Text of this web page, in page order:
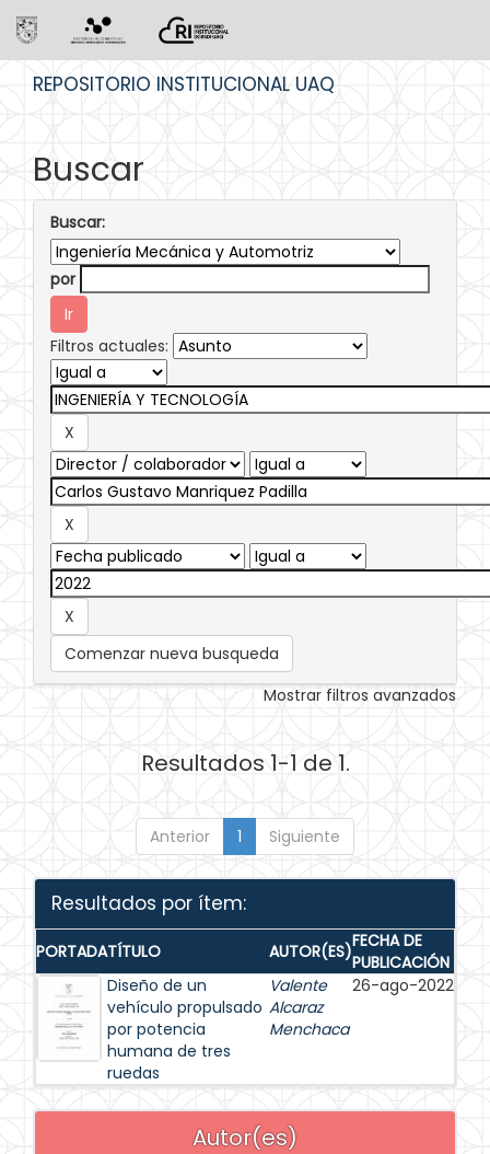
REPOSITORIO INSTITUCIONAL UAQ
Buscar
Buscar:
por
Filtros actuales:
Comenzar nueva busqueda
Mostrar filtros avanzados
Resultados 1-1 de 1.
Anterior 1 Siguiente
Resultados por ítem:
PORTADATÍTULO AUTOR(ES)FECHA DE
PUBLICACIÓN
Diseño de un
vehículo propulsado
por potencia
humana de tres
ruedas
Valente
Alcaraz
Menchaca
26-ago-2022
Autor(es)